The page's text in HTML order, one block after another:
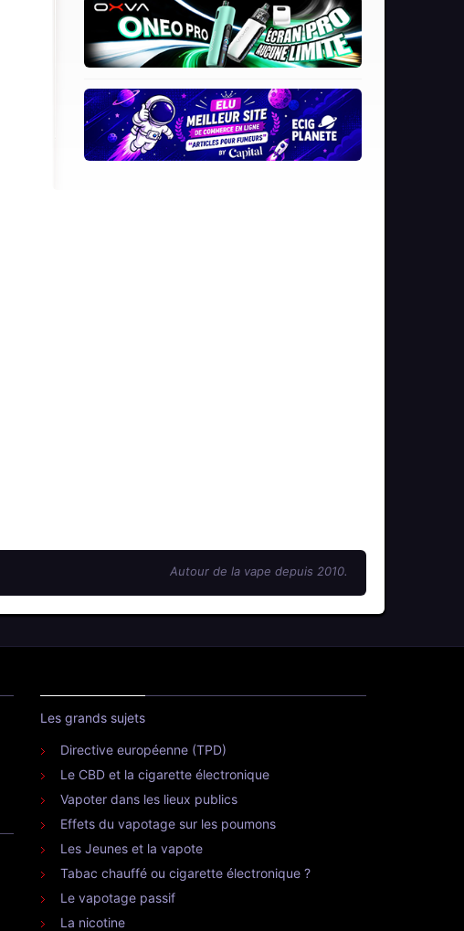
Autour de la vape depuis 2010.
Les grands sujets
Directive européenne (TPD)
Le CBD et la cigarette électronique
Vapoter dans les lieux publics
Effets du vapotage sur les poumons
Les Jeunes et la vapote
Tabac chauffé ou cigarette électronique ?
Le vapotage passif
La nicotine